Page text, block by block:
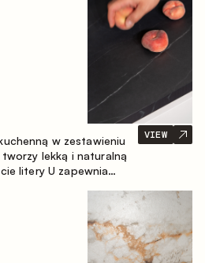
w zestawieniu
lekką i naturalną
litery U zapewnia
na szybkie śniadania i
VIEW